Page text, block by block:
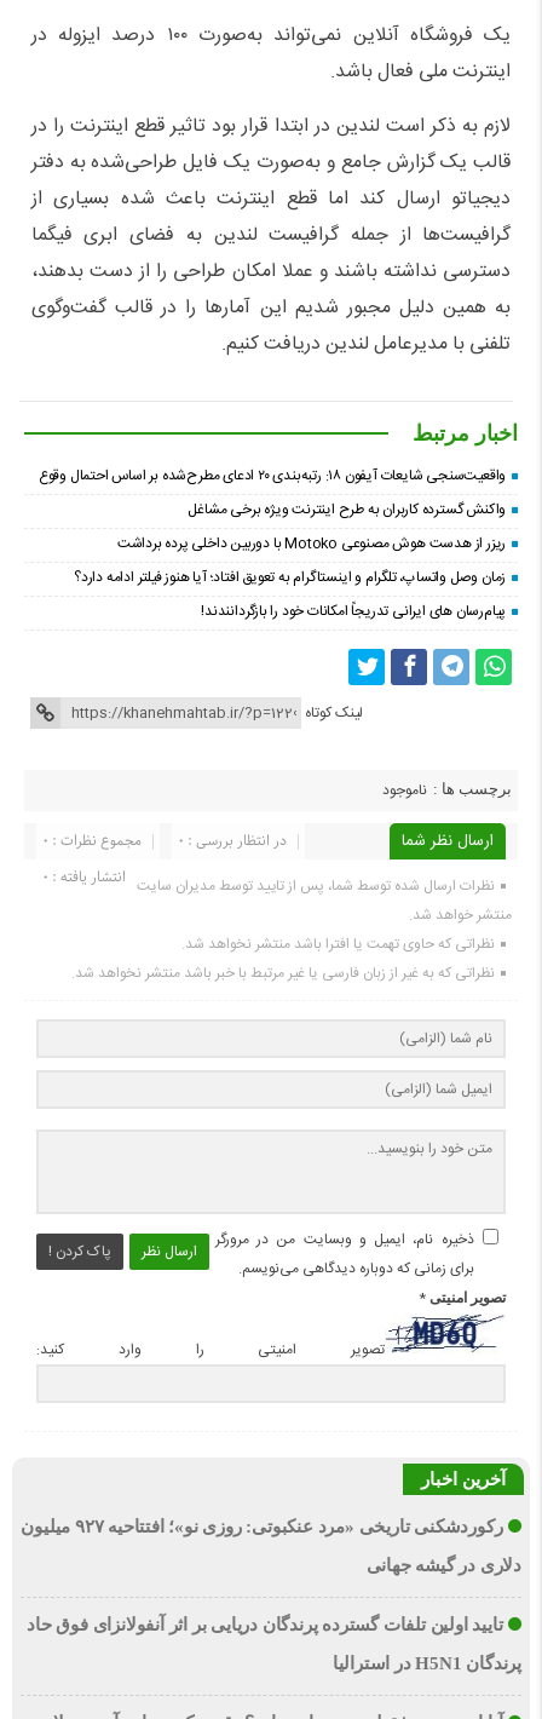
یک فروشگاه آنلاین نمی‌تواند به‌صورت ۱۰۰ درصد ایزوله در
اینترنت ملی فعال باشد.
لازم به ذکر است لندین در ابتدا قرار بود تاثیر قطع اینترنت را در
قالب یک گزارش جامع و به‌صورت یک فایل طراحی‌شده به دفتر
دیجیاتو ارسال کند اما قطع اینترنت باعث شده بسیاری از
گرافیست‌ها از جمله گرافیست لندین به فضای ابری فیگما
دسترسی نداشته باشند و عملا امکان طراحی را از دست بدهند،
به همین دلیل مجبور شدیم این آمارها را در قالب گفت‌وگوی
تلفنی با مدیرعامل لندین دریافت کنیم.
اخبار مرتبط
واقعیت‌سنجی شایعات آیفون ۱۸: رتبه‌بندی ۲۰ ادعای مطرح‌شده بر اساس احتمال وقوع
واکنش گسترده کاربران به طرح اینترنت ویژه برخی مشاغل
ریزر از هدست هوش مصنوعی Motoko با دوربین داخلی پرده برداشت
زمان وصل واتساپ، تلگرام و اینستاگرام به تعویق افتاد؛ آیا هنوز فیلتر ادامه دارد؟
پیام‌رسان‌ های ایرانی تدریجاً امکانات خود را بازگردانندند!
لینک کوتاه
برچسب ها : ناموجود
ارسال نظر شما مجموع نظرات : 0
در انتظار بررسی : 0
انتشار یافته : 0 نظرات ارسال شده توسط شما، پس از تایید توسط مدیران سایت
منتشر خواهد شد.
نظراتی که حاوی تهمت یا افترا باشد منتشر نخواهد شد.
نظراتی که به غیر از زبان فارسی یا غیر مرتبط با خبر باشد منتشر نخواهد شد.
ارسال نظر پاک کردن !
ذخیره نام، ایمیل و وبسایت من در مرورگر
برای زمانی که دوباره دیدگاهی می‌نویسم.
تصویر امنیتی *
تصویر امنیتی را وارد کنید:
آخرین اخبار
رکوردشکنی تاریخی «مرد عنکبوتی: روزی نو»؛ افتتاحیه ۹۲۷ میلیون
دلاری در گیشه جهانی
تایید اولین تلفات گسترده پرندگان دریایی بر اثر آنفولانزای فوق حاد
پرندگان H5N1 در استرالیا